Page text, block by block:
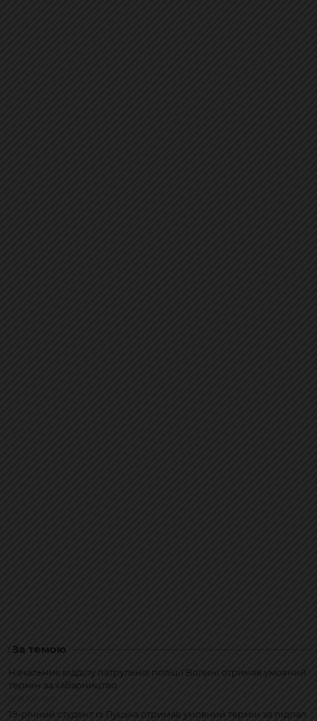
За темою
Начальник відділу патрульної поліції Волині отримав умовний
термін за хабарництво
19-річний студент із Луцька отримав умовний термін за підпал